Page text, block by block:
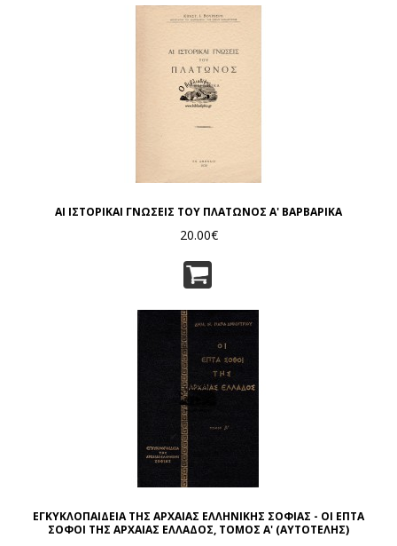
ΑΙ ΙΣΤΟΡΙΚΑΙ ΓΝΩΣΕΙΣ ΤΟΥ ΠΛΑΤΩΝΟΣ Α' ΒΑΡΒΑΡΙΚΑ
20.00€
ΕΓΚΥΚΛΟΠΑΙΔΕΙΑ ΤΗΣ ΑΡΧΑΙΑΣ ΕΛΛΗΝΙΚΗΣ ΣΟΦΙΑΣ - ΟΙ ΕΠΤΑ
ΣΟΦΟΙ ΤΗΣ ΑΡΧΑΙΑΣ ΕΛΛΑΔΟΣ, ΤΟΜΟΣ Α' (ΑΥΤΟΤΕΛΗΣ)